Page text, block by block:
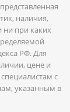
наличия,
при каких
РФ. Для
цене и
с
указанным в